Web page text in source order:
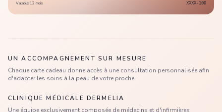
Valable 12 mois
XXXX- 100
UN ACCOMPAGNEMENT SUR MESURE
Chaque carte cadeau donne accès à une consultation personnalisée afin
d'adapter les soins à la peau de votre proche.
CLINIQUE MÉDICALE DERMELIA
Une équipe exclusivement composée de médecins et d'infirmières